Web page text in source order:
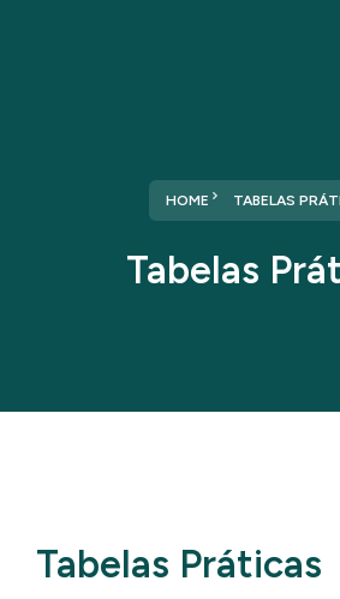
HOME TABELAS
Tabelas
Tabelas Práticas